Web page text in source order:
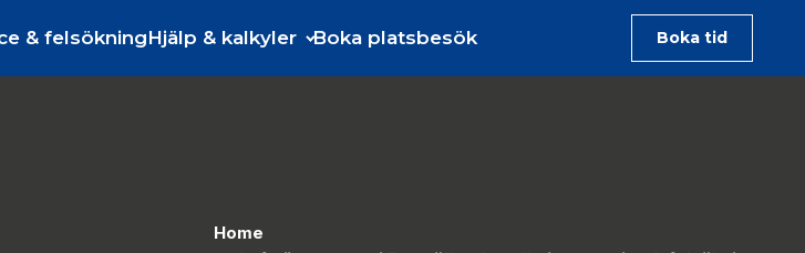
& felsökningHjälp & kalkyler Boka platsbesök Boka tid
Home